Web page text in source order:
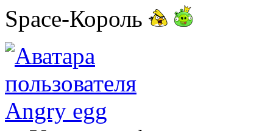
Space-Король
Angry egg